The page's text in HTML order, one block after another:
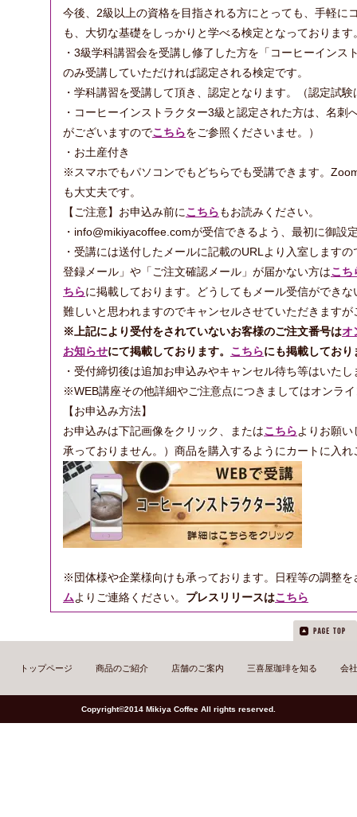
今後、2級以上の資格を目指される方にとっても、手軽に
も、大切な基礎をしっかりと学べる検定となっております
・3級学科講習会を受講し修了した方を「コーヒーイン
のみ受講していただければ認定される検定です。
・学科講習を受講して頂き、認定となります。（認定試
・コーヒーインストラクター3級と認定された方は、名
がございますのでこちらをご参照くださいませ。）
・お土産付き
※スマホでもパソコンでもどちらでも受講できます。
も大丈夫です。
【ご注意】お申込み前にこちらもお読みください。
・info@mikiyacoffee.comが受信できるよう、最初に御設
・受講には送付したメールに記載のURLより入室します
登録メール」や「ご注文確認メール」が届かない方はこち
ちらに掲載しております。どうしてもメール受信ができ
難しいと思われますのでキャンセルさせていただきますが
※上記により受付をされていないお客様のご注文番号はオ
お知らせにて掲載しております。 こちらにも掲載してお
・受付締切後は追加お申込みやキャンセル待ち等はいた
※WEB講座その他詳細やご注意点につきましてはオンラ
【お申込み方法】
お申込みは下記画像をクリック、またはこちらよりお願
承っておりません。）商品を購入するようにカートに入
※団体様や企業様向けも承っております。日程等の調整を
ムよりご連絡ください。 プレスリリースはこちら
トップページ 商品のご紹介 店舗のご案内 三喜屋珈琲を知る 会
Copyright©2014 Mikiya Coffee All rights reserved.